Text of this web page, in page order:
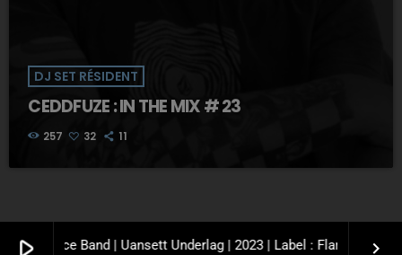
play_arrowDance Band | Uansett Underlag | 2023 | Label : Flammer Dance
keyboard_arrow_right
DJ SET RÉSIDENT
CEDDFUZE : IN THE MIX # 23
257 32 11